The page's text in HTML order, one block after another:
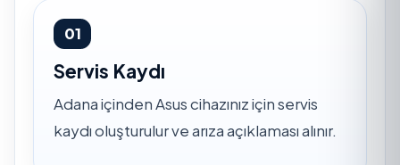
01
Servis Kaydı
Adana içinden Asus cihazınız için servis
kaydı oluşturulur ve arıza açıklaması alınır.